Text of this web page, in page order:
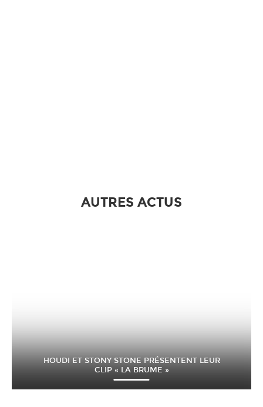
AUTRES ACTUS
HOUDI ET STONY STONE PRÉSENTENT LEUR
CLIP « LA BRUME »